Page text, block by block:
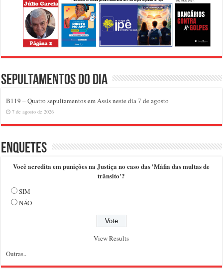
Sepultamentos do dia
B119 – Quatro sepultamentos em Assis neste dia 7 de agosto
7 de agosto de 2026
Enquetes
Você acredita em punições na Justiça no caso das 'Máfia das multas de
trânsito'?
SIM
NÃO
View Results
Outras..